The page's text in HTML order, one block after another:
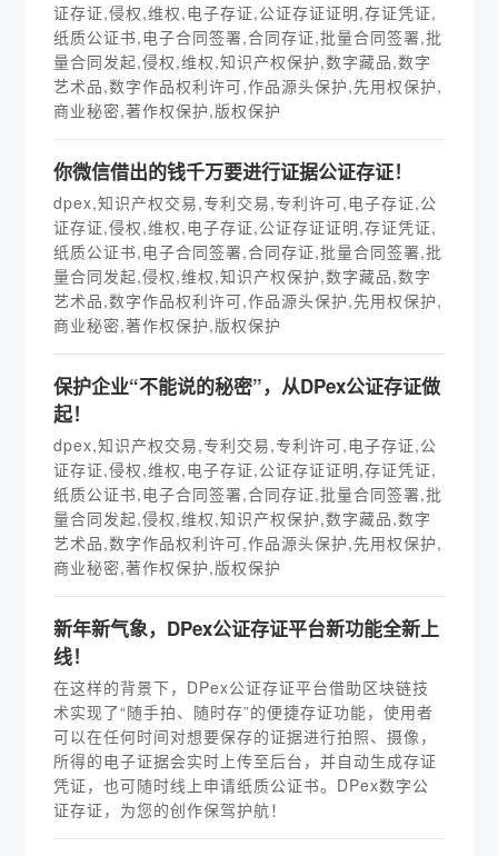
证存证,侵权,维权,电子存证,公证存证证明,存证凭证,
纸质公证书,电子合同签署,合同存证,批量合同签署,批
量合同发起,侵权,维权,知识产权保护,数字藏品,数字
艺术品,数字作品权利许可,作品源头保护,先用权保护,
商业秘密,著作权保护,版权保护
你微信借出的钱千万要进行证据公证存证！
dpex,知识产权交易,专利交易,专利许可,电子存证,公
证存证,侵权,维权,电子存证,公证存证证明,存证凭证,
纸质公证书,电子合同签署,合同存证,批量合同签署,批
量合同发起,侵权,维权,知识产权保护,数字藏品,数字
艺术品,数字作品权利许可,作品源头保护,先用权保护,
商业秘密,著作权保护,版权保护
保护企业“不能说的秘密”，从DPex公证存证做
起！
dpex,知识产权交易,专利交易,专利许可,电子存证,公
证存证,侵权,维权,电子存证,公证存证证明,存证凭证,
纸质公证书,电子合同签署,合同存证,批量合同签署,批
量合同发起,侵权,维权,知识产权保护,数字藏品,数字
艺术品,数字作品权利许可,作品源头保护,先用权保护,
商业秘密,著作权保护,版权保护
新年新气象，DPex公证存证平台新功能全新上
线！
在这样的背景下，DPex公证存证平台借助区块链技
术实现了“随手拍、随时存”的便捷存证功能，使用者
可以在任何时间对想要保存的证据进行拍照、摄像，
所得的电子证据会实时上传至后台，并自动生成存证
凭证，也可随时线上申请纸质公证书。DPex数字公
证存证，为您的创作保驾护航！